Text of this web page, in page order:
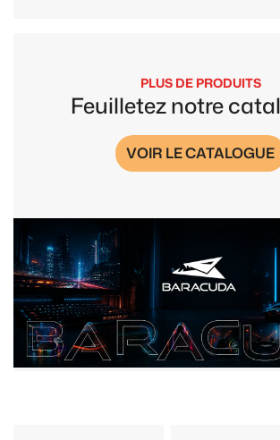
PLUS DE PRODUITS
Feuilletez notre
VOIR LE CATALOGUE